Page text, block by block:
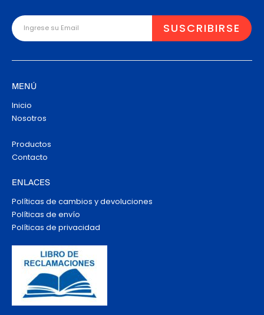
MENÚ
Inicio
Nosotros
Productos
Contacto
ENLACES
Políticas de cambios y devoluciones
Políticas de envío
Políticas de privacidad